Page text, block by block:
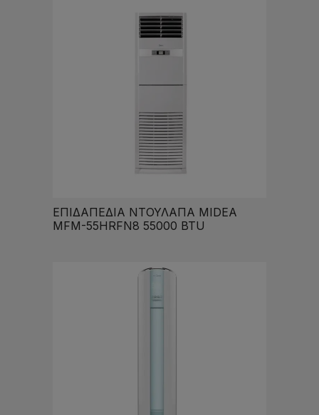
ΕΠΙΔΑΠΕΔΙΑ ΝΤΟΥΛΑΠΑ MIDEA
MFM-55HRFN8 55000 BTU